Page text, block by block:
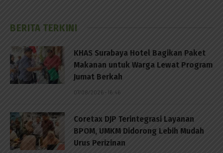
BERITA TERKINI
KHAS Surabaya Hotel Bagikan Paket
Makanan untuk Warga Lewat Program
Jumat Berkah
07/08/2026 - 16:46
Coretax DJP Terintegrasi Layanan
BPOM, UMKM Didorong Lebih Mudah
Urus Perizinan